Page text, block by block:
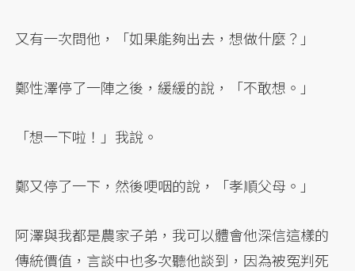
又有一次問他，「如果能夠出去，想做什麼？」
鄭性澤停了一陣之後，緩緩的說，「不敢想。」
「想一下啦！」我說。
鄭又停了一下，然後哽咽的說，「孝順父母。」
阿澤與我都是農家子弟，我可以體會他深信這樣的
傳統價值，言談中也多次聽他談到，因為被冤判死